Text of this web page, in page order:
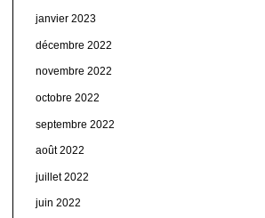
janvier 2023
décembre 2022
novembre 2022
octobre 2022
septembre 2022
août 2022
juillet 2022
juin 2022